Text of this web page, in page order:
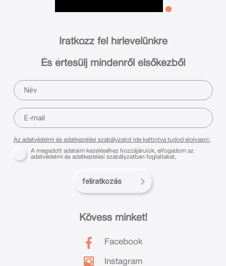
Kövess minket!
Facebook
Instagram
Iratkozz fel hírlevelünkre
És értesülj mindenről elsőkézből
Az adatvédelmi és adatkezelési szabályzatot ide kattintva tudod elolvasni.
A megadott adataim kezeléséhez hozzájárulok, elfogadom az
adatvédelmi és adatkezelési szabályzatban foglaltakat,
feliratkozás